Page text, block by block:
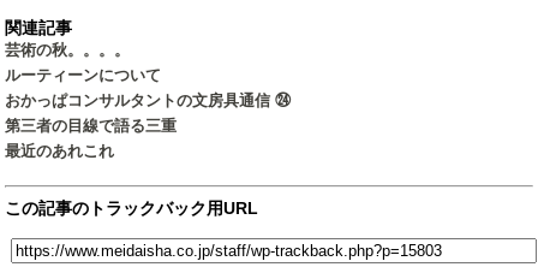
関連記事
芸術の秋。。。。
ルーティーンについて
おかっぱコンサルタントの文房具通信 ㉔
第三者の目線で語る三重
最近のあれこれ
この記事のトラックバック用URL